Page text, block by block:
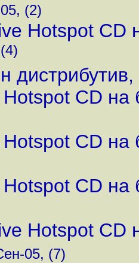
(2)
Hotspot CD
дистрибутив,
CD на
CD на
CD на
Hotspot CD
05, (7)